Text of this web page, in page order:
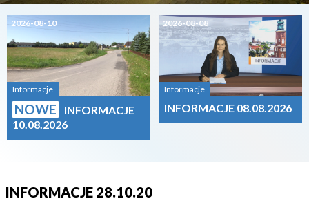
2026-08-10
Informacje
NOWE
INFORMACJE
10.08.2026
2026-08-08
Informacje
INFORMACJE 08.08.2026
INFORMACJE 28.10.20